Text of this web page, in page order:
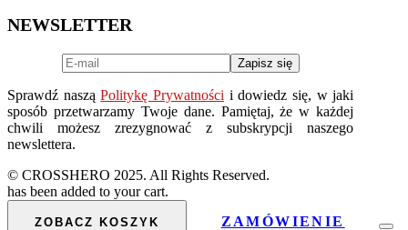
NEWSLETTER
Sprawdź nasząPolitykę Prywatności i dowiedz się, w jaki
sposób przetwarzamy Twoje dane. Pamiętaj, że w każdej
chwili możesz zrezygnować z subskrypcji naszego
newslettera.
© CROSSHERO 2025. All Rights Reserved.
has been added to your cart.
ZOBACZ KOSZYK ZAMÓWIENIE